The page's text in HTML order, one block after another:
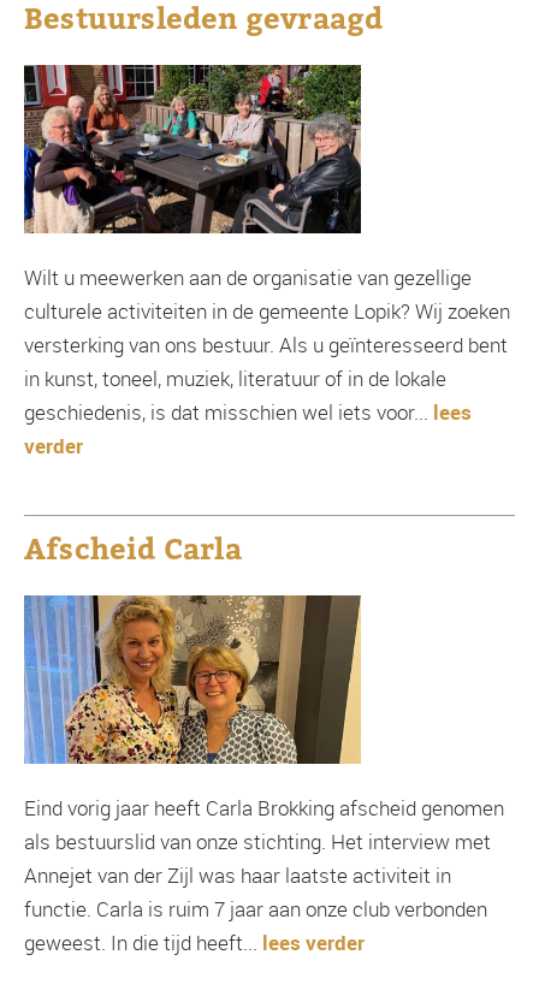
Bestuursleden gevraagd
Wilt u meewerken aan de organisatie van gezellige
culturele activiteiten in de gemeente Lopik? Wij zoeken
versterking van ons bestuur. Als u geïnteresseerd bent
in kunst, toneel, muziek, literatuur of in de lokale
geschiedenis, is dat misschien wel iets voor... lees
verder
Afscheid Carla
Eind vorig jaar heeft Carla Brokking afscheid genomen
als bestuurslid van onze stichting. Het interview met
Annejet van der Zijl was haar laatste activiteit in
functie. Carla is ruim 7 jaar aan onze club verbonden
geweest. In die tijd heeft... lees verder